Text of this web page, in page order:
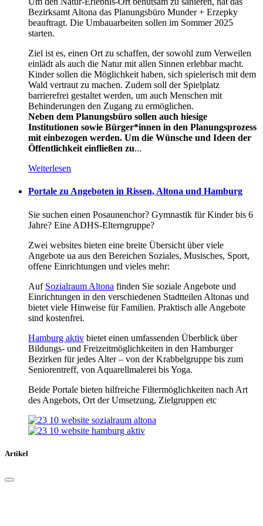
Bezirksamt Altona das Planungsbüro Munder + Erzepky
beauftragt. Die Umbauarbeiten sollen im Sommer 2025
starten.
Ziel ist es, einen Ort zu schaffen, der sowohl zum Verweilen
einlädt als auch die Natur mit allen Sinnen erlebbar macht.
Kinder sollen die Möglichkeit haben, sich spielerisch mit dem
Wald vertraut zu machen. Zudem soll der Spielplatz
barrierefrei gestaltet werden, um auch Menschen mit
Behinderungen den Zugang zu ermöglichen.
Neben dem Planungsbüro sollen auch hiesige
Institutionen sowie Bürger*innen in den Planungsprozess
mit einbezogen werden. Um die Wünsche und Ideen der
Öffentlichkeit einfließen zu...
Weiterlesen
Portale zu Angeboten in Rissen, Altona und Hamburg
Sie suchen einen Posaunenchor? Gymnastik für Kinder bis 6
Jahre? Eine ADHS-Elterngruppe?
Zwei websites bieten eine breite Übersicht über viele
Angebote ua aus den Bereichen Soziales, Musisches, Sport,
offene Einrichtungen und vieles mehr:
Auf Sozialraum Altona finden Sie soziale Angebote und
Einrichtungen in den verschiedenen Stadtteilen Altonas und
bietet viele Hinweise für Familien. Praktisch alle Angebote
sind kostenfrei.
Hamburg aktiv bietet einen umfassenden Überblick über
Bildungs- und Freizeitmöglichkeiten in den Hamburger
Bezirken für jedes Alter – von der Krabbelgruppe bis zum
Seniorentreff, von Aquarellmalerei bis Yoga.
Beide Portale bieten hilfreiche Filtermöglichkeiten nach Art
des Angebots, Ort der Umsetzung, Zielgruppen etc
Artikel